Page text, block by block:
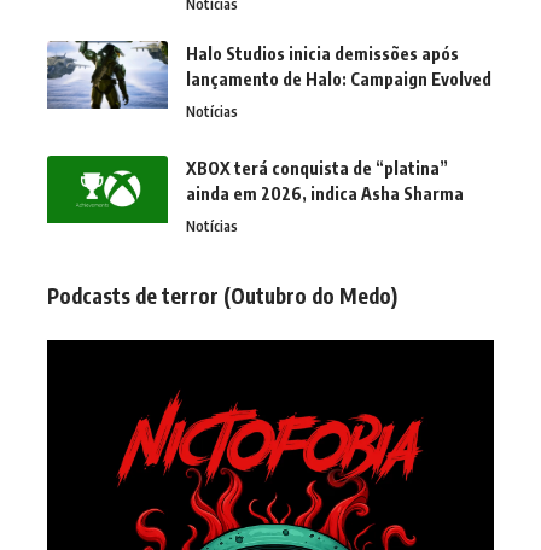
Notícias
Halo Studios inicia demissões após
lançamento de Halo: Campaign Evolved
Notícias
XBOX terá conquista de “platina”
ainda em 2026, indica Asha Sharma
Notícias
Podcasts de terror (Outubro do Medo)